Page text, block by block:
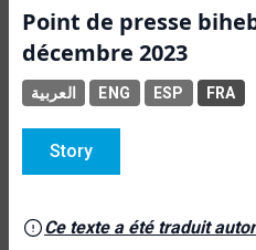
Point de presse
décembre 2023
العربية ENG ESP FRA
Story
Ce texte a été traduit